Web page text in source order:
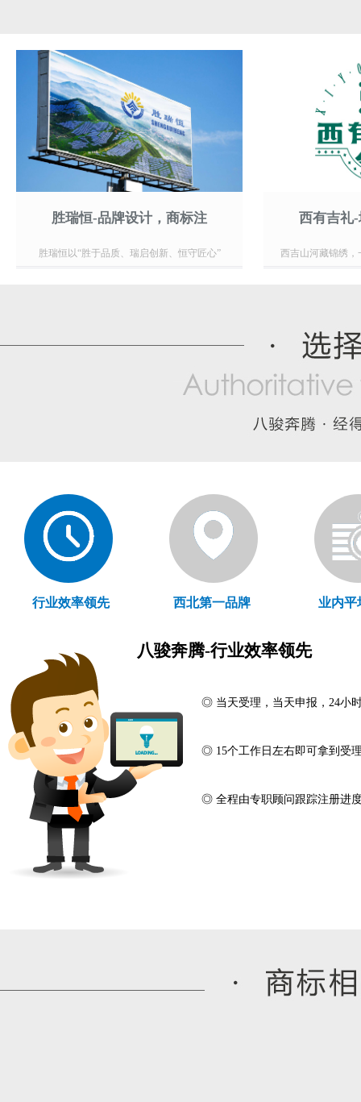
胜瑞恒-品牌设计，商标注
胜瑞恒以“胜于品质、瑞启创新、恒守匠心”
西有吉礼
西吉山河藏锦绣，
行业效率领先 西北第一品牌 业内平
八骏奔腾-行业效率领先
◎ 当天受理，当天申报，24小
◎ 15个工作日左右即可拿到受
◎ 全程由专职顾问跟踪注册进